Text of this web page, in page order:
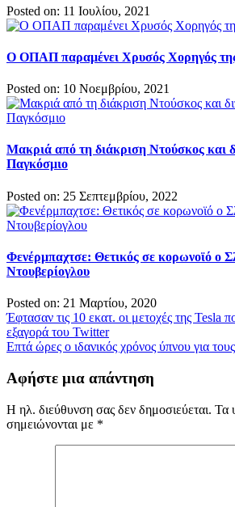
Posted on: 11 Ιουλίου, 2021
Ο ΟΠΑΠ παραμένει Χρυσός Χορηγός
Posted on: 10 Νοεμβρίου, 2021
Μακριά από τη διάκριση Ντούσκος και
Παγκόσμιο
Posted on: 25 Σεπτεμβρίου, 2022
Φενέρμπαχτσε: Θετικός σε κορωνοϊό ο
Ντουβερίογλου
Posted on: 21 Μαρτίου, 2020
Πλοήγηση
άρθρων
Έφτασαν τις 10 εκατ. οι μετοχές της Tesla
εξαγορά του Twitter
Επτά ώρες ο ιδανικός χρόνος ύπνου για
Αφήστε μια απάντηση
Η ηλ. διεύθυνση σας δεν δημοσιεύεται. Τα
σημειώνονται με *